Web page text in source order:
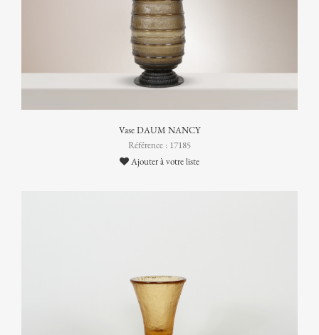
Vase DAUM NANCY
Référence : 17185
Ajouter à votre liste